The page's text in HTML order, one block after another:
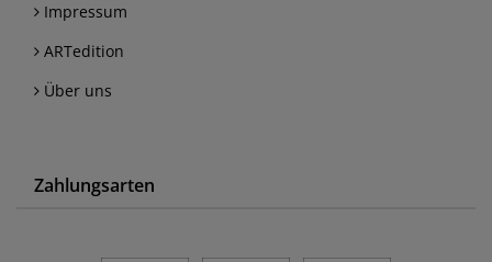
Impressum
ARTedition
Über uns
Zahlungsarten